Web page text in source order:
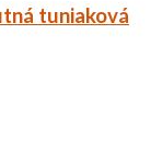
tuniaková